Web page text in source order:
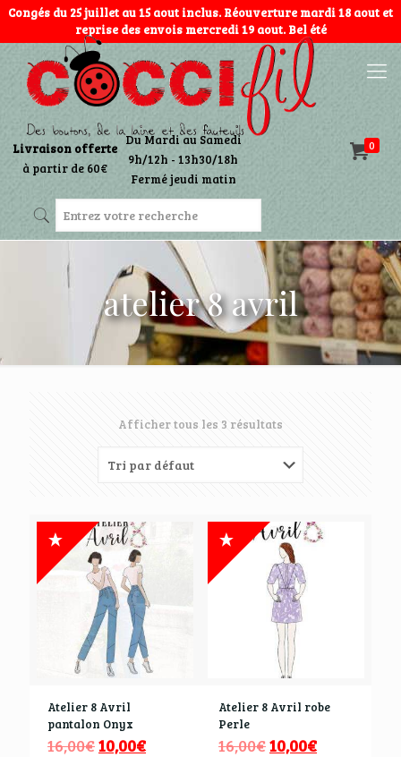
Congés du 25 juillet au 15 aout inclus. Réouverture mardi 18 aout et
reprise des envois mercredi 19 aout. Bel été
0
Livraison offerte
à partir de 60€
Du Mardi au Samedi
9h/12h - 13h30/18h
Fermé jeudi matin
atelier 8 avril
Afficher tous les 3 résultats
Atelier 8 Avril
pantalon Onyx
16,00€10,00€
Atelier 8 Avril robe
Perle
16,00€10,00€